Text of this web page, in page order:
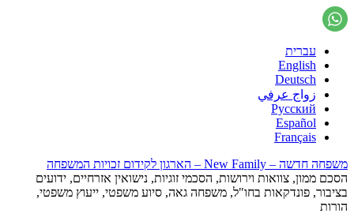
עברית
English
Deutsch
زواج عرفي
Русский
Español
Français
משפחה חדשה – New Family – הארגון לקידום זכויות המשפחה
הסכם ממון, צוואות וירושות, הסכמי זוגיות, נישואין אזרחיים, ידועים
בציבור, פונדקאות בחו"ל, משפחה גאה, סיוע משפטי, ייעוץ משפטי,
הורות